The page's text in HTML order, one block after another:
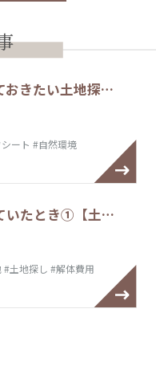
おきたい土地探…
ート #自然環境
いたとき①【土…
#土地探し #解体費用